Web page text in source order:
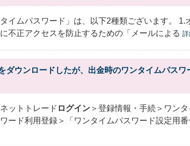
イムパスワード」は、以下2種類ございます。 1.
不正アクセスを防止するための「メールによる
ダウンロードしたが、出金時のワンタイムパスワ
ットトレード ログイン＞登録情報・手続＞ワン
ード利用登録＞「ワンタイムパスワード設定用